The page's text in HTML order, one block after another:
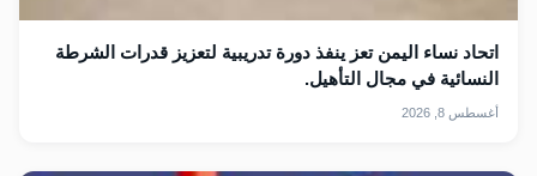
اتحاد نساء اليمن تعز ينفذ دورة تدريبية لتعزيز قدرات الشرطة
النسائية في مجال التأهيل.
أغسطس 8, 2026